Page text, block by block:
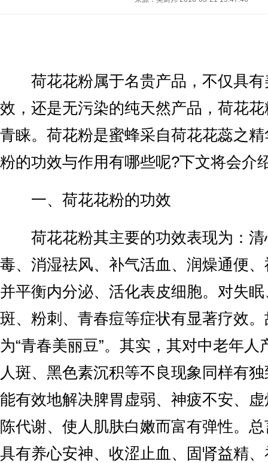
荷花花粉属于名贵产品，不仅具有
效，还是无污染的纯天然产品，荷花
青睐。荷花粉是蜜蜂采自荷花花蕊之
粉的功效与作用有哪些呢?下文将会介
一、荷花花粉的功效
荷花花粉其主要的功效表现为：清
毒、消湿祛风、补气活血、润燥通便
并平衡内分泌、活化表皮细胞。对失
斑、粉刺、青春痘等症状有显著疗效
为“青春美丽豆”。其实，其对中老年人
人斑、黑色素沉积等不良现象同样有
能有效地解决脾胃虚弱、神疲不安、
陈代谢、使人肌肤白嫩而富有弹性。
具有养心安神、收涩止血、固肾益精